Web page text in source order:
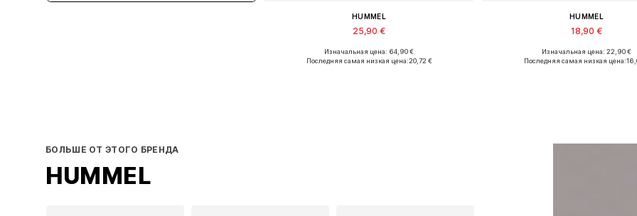
HUMMEL
25,90 €
Доступные размеры: M, L
Изначальная цена: 64,90 €
Последняя самая низкая цена:20,72 €
HUMMEL
18,90 €
Доступные размеры: XXL
Изначальная цена: 22,90 €
Последняя самая низкая цена:
БОЛЬШЕ ОТ ЭТОГО БРЕНДА
HUMMEL